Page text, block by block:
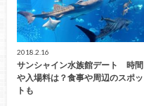
2018.2.16
サンシャイン水族館デート 時間
や入場料は？食事や周辺のスポッ
トも